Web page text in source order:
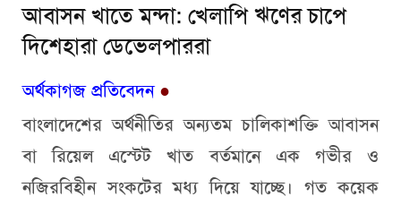
আবাসন খাতে মন্দা: খেলাপি ঋণের চাপে
দিশেহারা ডেভেলপাররা
অর্থকাগজ প্রতিবেদন●
বাংলাদেশের অর্থনীতির অন্যতম চালিকাশক্তি আবাসন
বা রিয়েল এস্টেট খাত বর্তমানে এক গভীর ও
নজিরবিহীন সংকটের মধ্য দিয়ে যাচ্ছে। গত কয়েক